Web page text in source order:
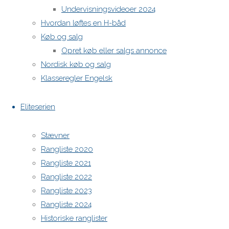
Undervisningsvideoer 2024
Hvordan løftes en H-båd
Køb og salg
Opret køb eller salgs annonce
Nordisk køb og salg
Klasseregler Engelsk
Eliteserien
Stævner
Rangliste 2020
Rangliste 2021
Rangliste 2022
Rangliste 2023
Rangliste 2024
Historiske ranglister
https://h-boot.org/termine